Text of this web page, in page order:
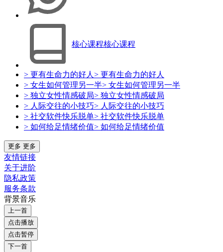
核心课程核心课程
> 更有生命力的好人 > 更有生命力的好人
> 女生如何管理另一半> 女生如何管理另一半
> 独立女性情感破局> 独立女性情感破局
> 人际交往的小技巧> 人际交往的小技巧
> 社交软件快乐脱单> 社交软件快乐脱单
> 如何给足情绪价值> 如何给足情绪价值
更多 更多
友情链接
关于进阶
隐私政策
服务条款
背景音乐
上一首
点击播放
点击暂停
下一首